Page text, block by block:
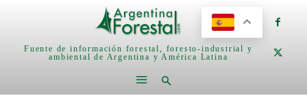
Fuente de información forestal, foresto-industrial y
ambiental de Argentina y América Latina